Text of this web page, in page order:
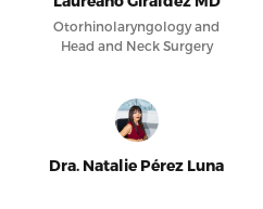
Otorhinolaryngology and
Head and Neck Surgery
Dra. Natalie Pérez Luna